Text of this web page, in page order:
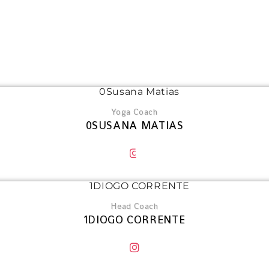
AQUI!
Yoga Coach
0SUSANA MATIAS
Head Coach
1DIOGO CORRENTE